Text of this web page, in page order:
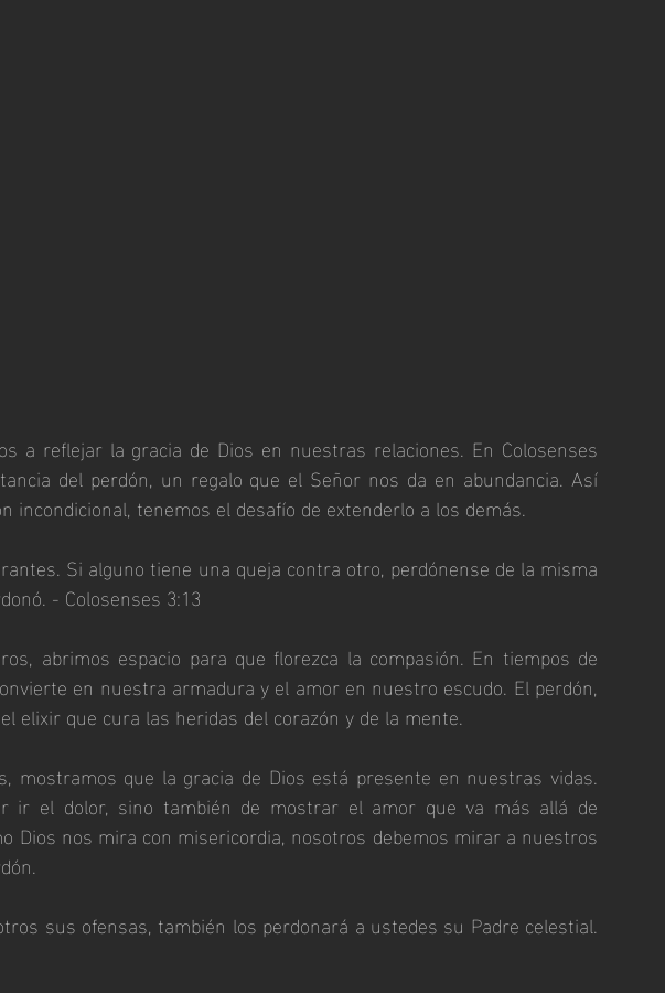
a reflejar la gracia de Dios en nuestras relaciones. En Colosenses
del perdón, un regalo que el Señor nos da en abundancia. Así
incondicional, tenemos el desafío de extenderlo a los demás.
Si alguno tiene una queja contra otro, perdónense de la misma
- Colosenses 3:13
abrimos espacio para que florezca la compasión. En tiempos de
en nuestra armadura y el amor en nuestro escudo. El perdón,
elixir que cura las heridas del corazón y de la mente.
mostramos que la gracia de Dios está presente en nuestras vidas.
ir el dolor, sino también de mostrar el amor que va más allá de
Dios nos mira con misericordia, nosotros debemos mirar a nuestros
sus ofensas, también los perdonará a ustedes su Padre celestial.